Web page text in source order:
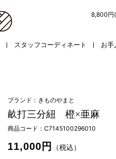
8,800円
スタッフコーディネート お手
ブランド：きものやまと
畝打三分紐 橙×亜麻
商品コード： C7145100296010
11,000円 （税込）